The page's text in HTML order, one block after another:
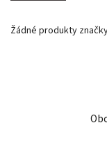
Žádné produkty